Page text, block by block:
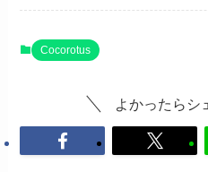
Cocorotus
よかったらシ